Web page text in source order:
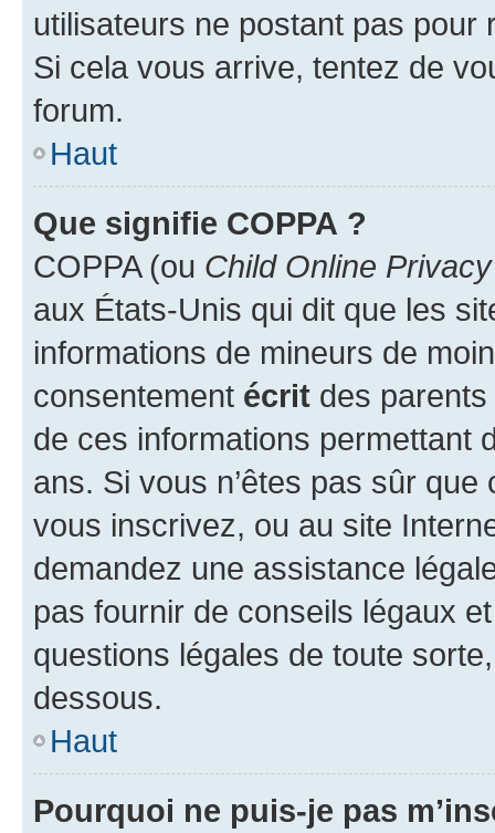
utilisateurs ne postant pas pour
Si cela vous arrive, tentez de
forum.
Haut
Que signifie COPPA ?
COPPA (ou Child Online
aux États-Unis qui dit que les
informations de mineurs de
consentement écrit des parents
de ces informations permettant
ans. Si vous n’êtes pas sûr
vous inscrivez, ou au site
demandez une assistance
pas fournir de conseils légaux
questions légales de toute
dessous.
Haut
Pourquoi ne puis-je pas